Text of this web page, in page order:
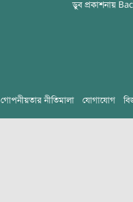
ডুব প্রকাশনায়
গোপনীয়তার নীতিমালা যোগাযোগ